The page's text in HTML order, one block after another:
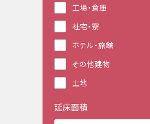
工場・倉庫
社宅・寮
ホテル・旅館
その他建物
土地
延床面積